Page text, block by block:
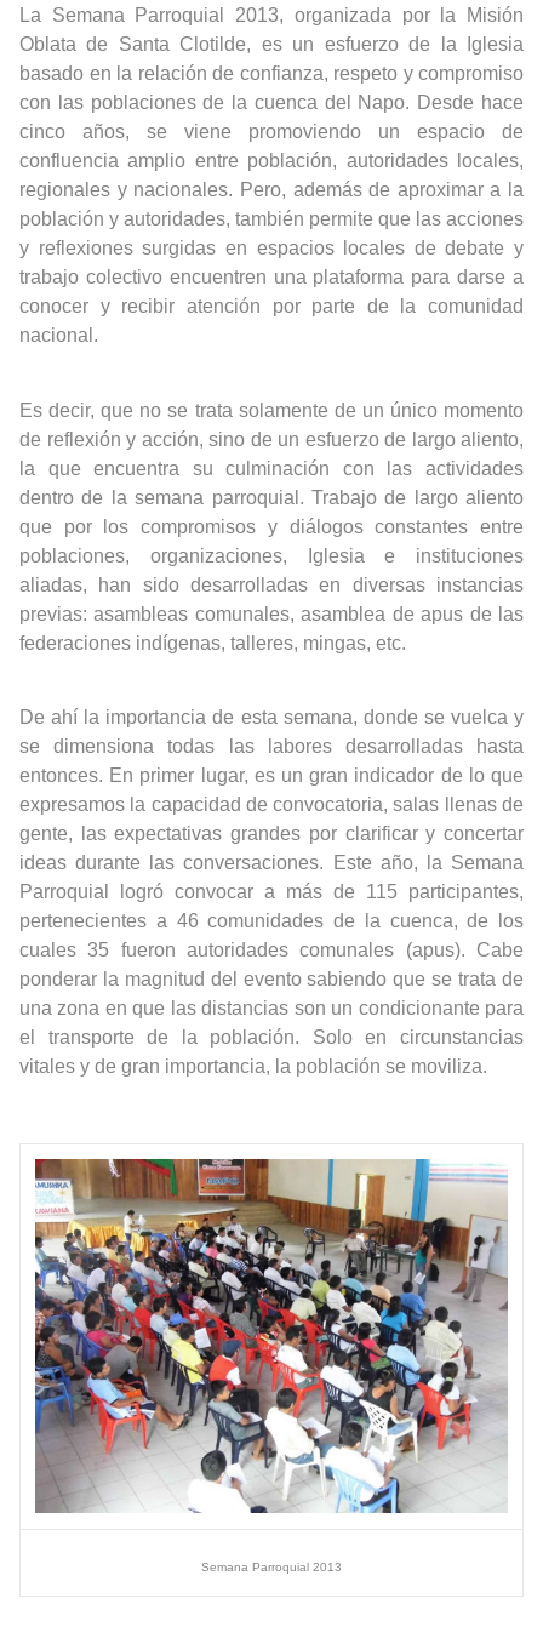
La Semana Parroquial 2013, organizada por la Misión
Oblata de Santa Clotilde, es un esfuerzo de la Iglesia
basado en la relación de confianza, respeto y compromiso
con las poblaciones de la cuenca del Napo. Desde hace
cinco años, se
viene promoviendo un espacio de
confluencia amplio entre población, autoridades locales,
regionales y nacionales. Pero, además de aproximar a la
población y autoridades, también permite que las acciones
y reflexiones surgidas en espacios locales de debate y
trabajo colectivo encuentren una plataforma para darse a
conocer y recibir atención por parte de la comunidad
nacional.
Es decir, que no se trata solamente de un único momento
de reflexión y acción, sino de un esfuerzo de largo aliento,
la que encuentra su culminación con las actividades
dentro de la semana parroquial. Trabajo de largo aliento
que por los compromisos y diálogos constantes entre
poblaciones, organizaciones, Iglesia e instituciones
aliadas, han sido desarrolladas en diversas instancias
previas: asambleas comunales, asamblea de apus de las
federaciones indígenas, talleres, mingas, etc.
De ahí la importancia de esta semana, donde se vuelca y
se dimensiona todas las labores desarrolladas hasta
entonces. En primer lugar, es un gran indicador de lo que
expresamos la capacidad de convocatoria, salas llenas de
gente, las expectativas grandes por clarificar y concertar
ideas durante las conversaciones. Este año, la Semana
Parroquial logró convocar a más de 115 participantes,
pertenecientes a 46 comunidades de la cuenca, de los
cuales 35 fueron autoridades comunales (apus). Cabe
ponderar la magnitud del evento sabiendo que se trata de
una zona en que las distancias son un condicionante para
el transporte de la población. Solo en circunstancias
vitales y de gran importancia, la población se moviliza.
Semana Parroquial 2013